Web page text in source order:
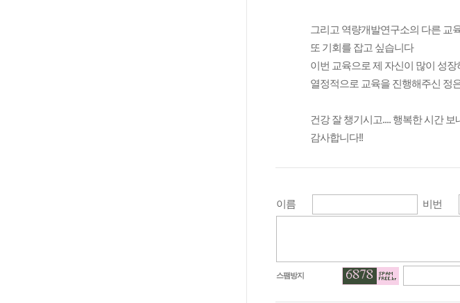
그리고 역량개발연구소의 다른 교
또 기회를 잡고 싶습니다
이번 교육으로 제 자신이 많이 성
열정적으로 교육을 진행해주신 정
건강 잘 챙기시고.... 행복한 시간 보
감사합니다!!
이름 비번
스팸방지